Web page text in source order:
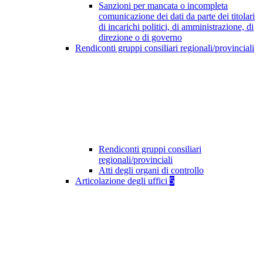
Sanzioni per mancata o incompleta
comunicazione dei dati da parte dei titolari
di incarichi politici, di amministrazione, di
direzione o di governo
Rendiconti gruppi consiliari regionali/provinciali
Rendiconti gruppi consiliari
regionali/provinciali
Atti degli organi di controllo
Articolazione degli uffici 5